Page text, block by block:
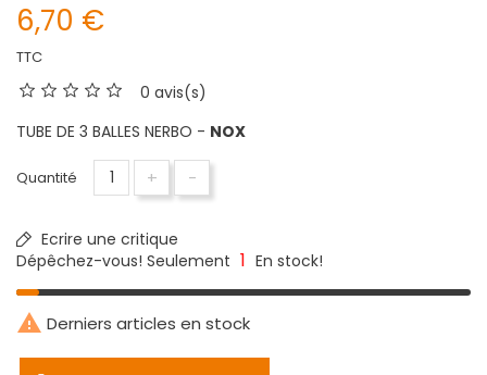
6,70 €
TTC
0 avis(s)
TUBE DE 3 BALLES NERBO - NOX
Quantité + -
Ecrire une critique
Dépêchez-vous! Seulement 1 En stock!
 Derniers articles en stock